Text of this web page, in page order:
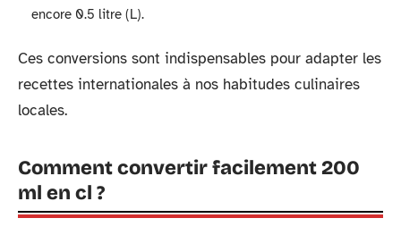
encore 0.5 litre (L).
Ces conversions sont indispensables pour adapter les
recettes internationales à nos habitudes culinaires
locales.
Comment convertir facilement 200
ml en cl ?